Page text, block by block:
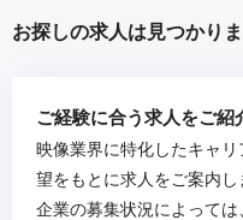
お探しの求人は見つかりま
ご経験に合う求人をご紹
映像業界に特化したキャ
望をもとに求人をご案内し
企業の募集状況によって